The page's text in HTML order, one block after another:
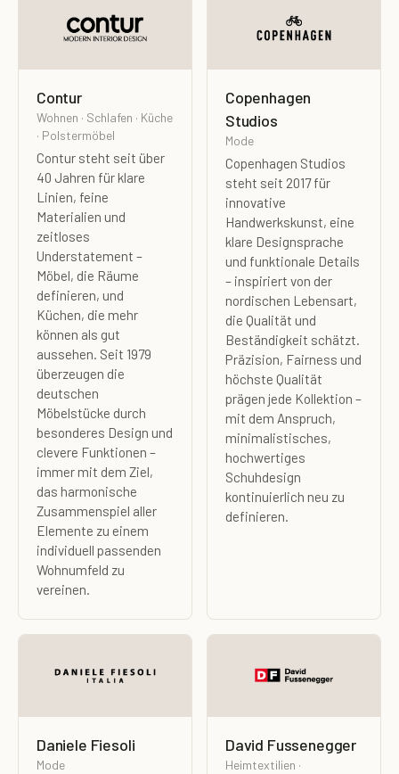
Contur
Wohnen · Schlafen · Küche
· Polstermöbel
Contur steht seit über
40 Jahren für klare
Linien, feine
Materialien und
zeitloses
Understatement –
Möbel, die Räume
definieren, und
Küchen, die mehr
können als gut
aussehen. Seit 1979
überzeugen die
deutschen
Möbelstücke durch
besonderes Design und
clevere Funktionen –
immer mit dem Ziel,
das harmonische
Zusammenspiel aller
Elemente zu einem
individuell passenden
Wohnumfeld zu
vereinen.
Copenhagen
Studios
Mode
Copenhagen Studios
steht seit 2017 für
innovative
Handwerkskunst, eine
klare Designsprache
und funktionale Details
– inspiriert von der
nordischen Lebensart,
die Qualität und
Beständigkeit schätzt.
Präzision, Fairness und
höchste Qualität
prägen jede Kollektion –
mit dem Anspruch,
minimalistisches,
hochwertiges
Schuhdesign
kontinuierlich neu zu
definieren.
Daniele Fiesoli
Mode
David Fussenegger
Heimtextilien ·